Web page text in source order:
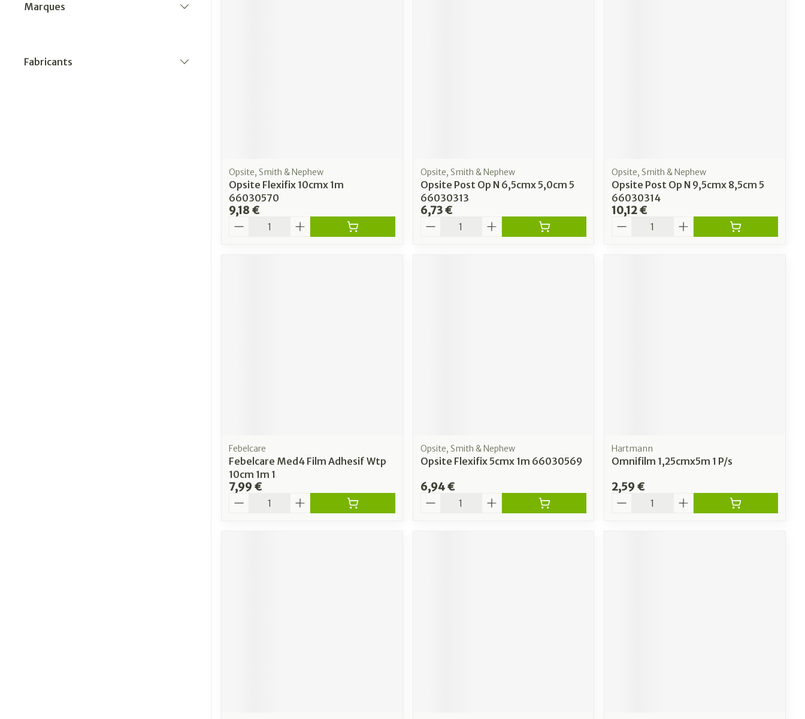
Marques
Fabricants
Opsite, Smith & Nephew
Opsite Flexifix 10cmx 1m
66030570
9,18 €
Quantité
Opsite, Smith & Nephew
Opsite Post Op N 6,5cmx 5,0cm 5
66030313
6,73 €
Quantité
Opsite, Smith & Nephew
Opsite Post Op N 9,5cmx 8,5cm 5
66030314
10,12 €
Quantité
Febelcare
Febelcare Med4 Film Adhesif Wtp
10cm 1m 1
7,99 €
Quantité
Opsite, Smith & Nephew
Opsite Flexifix 5cmx 1m 66030569
6,94 €
Quantité
Hartmann
Omnifilm 1,25cmx5m 1 P/s
2,59 €
Quantité